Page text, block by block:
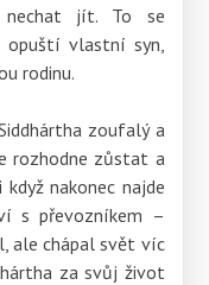
jít. To se
opuští vlastní syn,
rodinu.
zoufalý a
rozhodne zůstat a
nakonec najde
s převozníkem –
ale chápal svět víc
za svůj život